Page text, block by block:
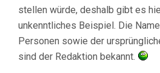
stellen würde, deshalb gibt es
unkenntliches Beispiel. Die
Personen sowie der
sind der Redaktion bekannt.